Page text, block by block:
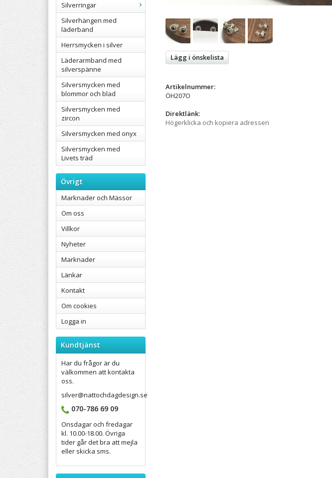
Silverringar
Silverhängen med
läderband
Herrsmycken i silver
Läderarmband med
silverspänne
Silversmycken med
blommor och blad
Silversmycken med
zircon
Silversmycken med onyx
Silversmycken med
Livets träd
Övrigt
Marknader och Mässor
Om oss
Villkor
Nyheter
Marknader
Länkar
Kontakt
Om cookies
Logga in
Kundtjänst
Har du frågor är du
välkommen att kontakta
oss.
silver@nattochdagdesign.se
070-786 69 09
Onsdagar och fredagar
kl. 10.00-18.00. Övriga
tider går det bra att mejla
eller skicka sms.
Lägg i önskelista
Artikelnummer:
ÖH207O
Direktlänk:
Högerklicka och kopiera adressen